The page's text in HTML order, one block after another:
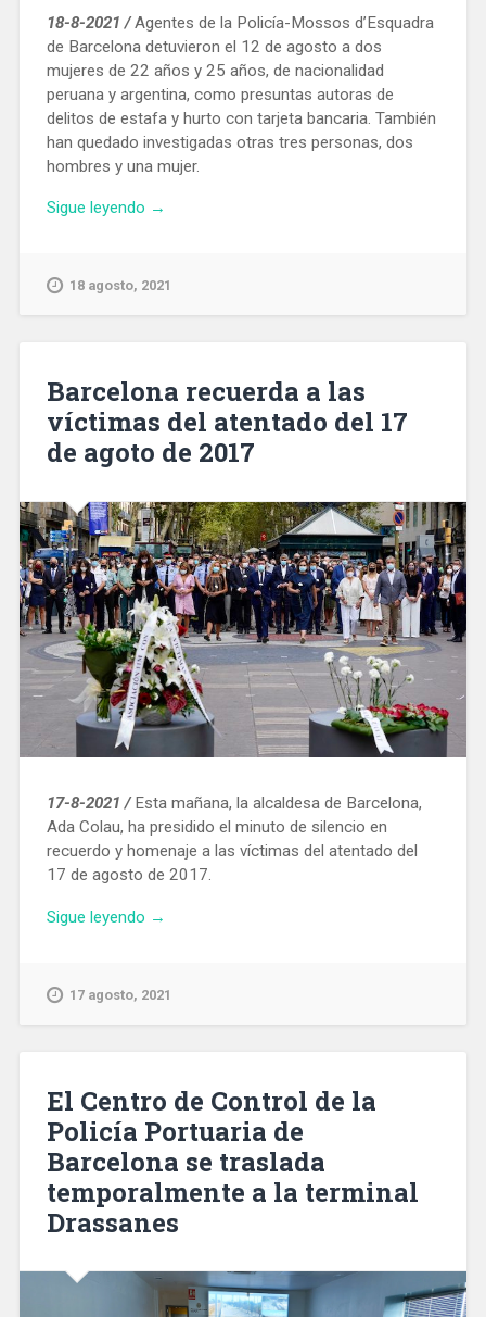
18-8-2021 /Agentes de la Policía-Mossos d’Esquadra
de Barcelona detuvieron el 12 de agosto a dos
mujeres de 22 años y 25 años, de nacionalidad
peruana y argentina, como presuntas autoras de
delitos de estafa y hurto con tarjeta bancaria. También
han quedado investigadas otras tres personas, dos
hombres y una mujer.
Sigue leyendo «Ingresan
dos
de
43.000
€
revisiones
del
gas»
→
18 agosto, 2021
Barcelona recuerda a las
víctimas del atentado del 17
de agoto de 2017
17-8-2021 /Esta mañana, la alcaldesa de Barcelona,
Ada Colau, ha presidido el minuto de silencio en
recuerdo y homenaje a las víctimas del atentado del
17 de agosto de 2017.
Sigue leyendo «Barcelona
las
17
de
agoto
de
2017»
→
17 agosto, 2021
El Centro de Control de la
Policía Portuaria de
Barcelona se traslada
temporalmente a la terminal
Drassanes